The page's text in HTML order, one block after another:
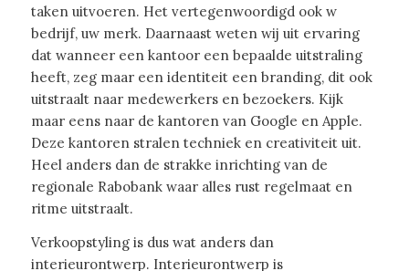
taken uitvoeren. Het vertegenwoordigd ook w
bedrijf, uw merk. Daarnaast weten wij uit ervaring
dat wanneer een kantoor een bepaalde uitstraling
heeft, zeg maar een identiteit een branding, dit ook
uitstraalt naar medewerkers en bezoekers. Kijk
maar eens naar de kantoren van Google en Apple.
Deze kantoren stralen techniek en creativiteit uit.
Heel anders dan de strakke inrichting van de
regionale Rabobank waar alles rust regelmaat en
ritme uitstraalt.
Verkoopstyling is dus wat anders dan
interieurontwerp. Interieurontwerp is